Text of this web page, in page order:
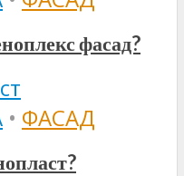
фасад?
• ФАСАД